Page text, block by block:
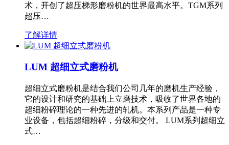
术，开创了超压梯形磨粉机的世界最高水平。TGM系列
超压…
了解详情
LUM 超细立式磨粉机
超细立式磨粉机是结合我们公司几年的磨机生产经验，
它的设计和研究的基础上立磨技术，吸收了世界各地的
超细粉碎理论的一种先进的轧机。本系列产品是一种专
业设备，包括超细粉碎，分级和交付。 LUM系列超细立
式…